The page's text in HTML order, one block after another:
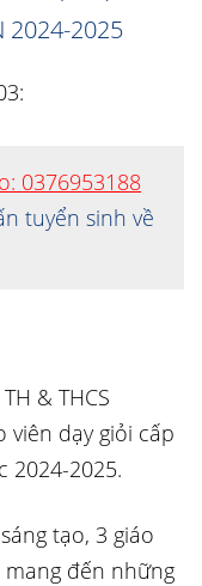
2024-2025
0376953188
tuyển sinh về
& THCS
viên dạy giỏi cấp
2024-2025.
tạo, 3 giáo
đến những